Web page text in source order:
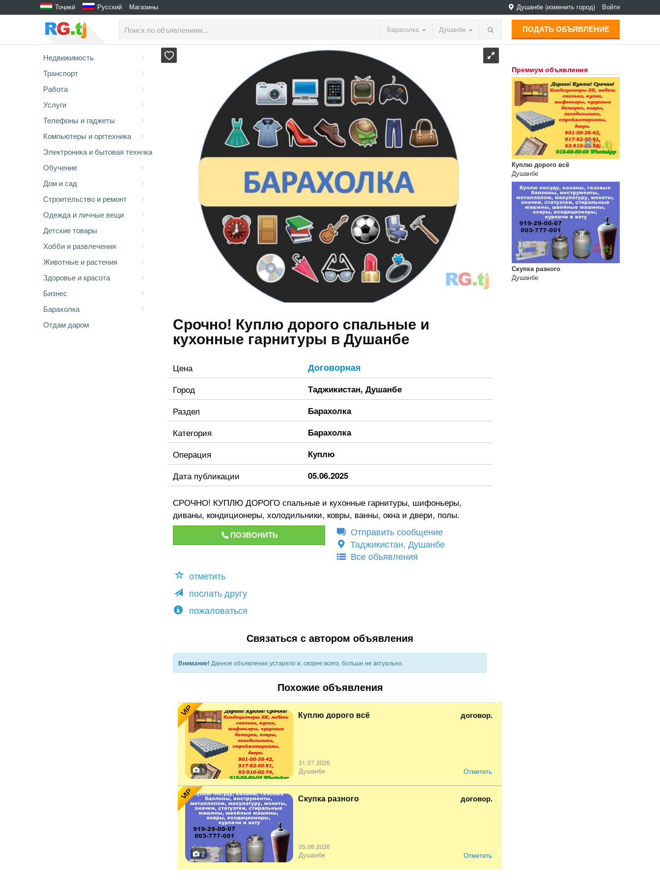
Тоҷикӣ Русский Магазины Душанбе (изменить город) Войти
Барахолка Душанбе ПОДАТЬ ОБЪЯВЛЕНИЕ
Недвижимость
Транспорт
Работа
Услуги
Телефоны и гаджеты
Компьютеры и оргтехника
Электроника и бытовая техника
Обучение
Дом и сад
Строительство и ремонт
Одежда и личные вещи
Детские товары
Хобби и развлечения
Животные и растения
Здоровье и красота
Бизнес
Барахолка
Отдам даром
Срочно! Куплю дорого спальные и
кухонные гарнитуры в Душанбе
Цена Договорная
Город Таджикистан, Душанбе
Раздел Барахолка
Категория Барахолка
Операция Куплю
Дата публикации 05.06.2025
СРОЧНО! КУПЛЮ ДОРОГО спальные и кухонные гарнитуры, шифоньеры,
диваны, кондиционеры, холодильники, ковры, ванны, окна и двери, полы.
ПОЗВОНИТЬ
Отправить сообщение
Таджикистан, Душанбе
Все объявления
отметить
послать другу
пожаловаться
Связаться с автором объявления
Внимание! Данное объявление устарело и, скорее всего, больше не актуально.
Похожие объявления
VIP договор.
Куплю дорого всё
31.07.2026
1
Душанбе Отметить
VIP договор.
Скупка разного
05.08.2026
2
Душанбе Отметить
Премиум объявления
Куплю дорого всё
Душанбе
Скупка разного
Душанбе